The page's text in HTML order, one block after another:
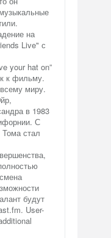
на
Live" с
your hat on”
к фильму.
миру.
в 1983
С
стал
будут
User-